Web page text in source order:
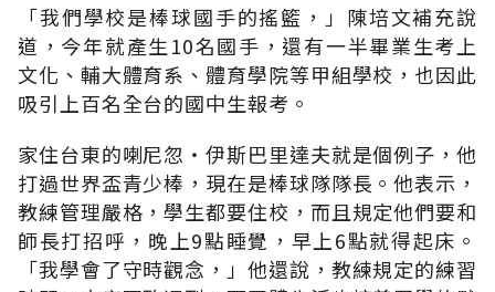
「我們學校是棒球國手的搖籃，」陳培文補充說
道，今年就產生10名國手，還有一半畢業生考上
文化、輔大體育系、體育學院等甲組學校，也因此
吸引上百名全台的國中生報考。
家住台東的喇尼忽‧伊斯巴里達夫就是個例子，他
打過世界盃青少棒，現在是棒球隊隊長。他表示，
教練管理嚴格，學生都要住校，而且規定他們要和
師長打招呼，晚上9點睡覺，早上6點就得起床。
「我學會了守時觀念，」他還說，教練規定的練習